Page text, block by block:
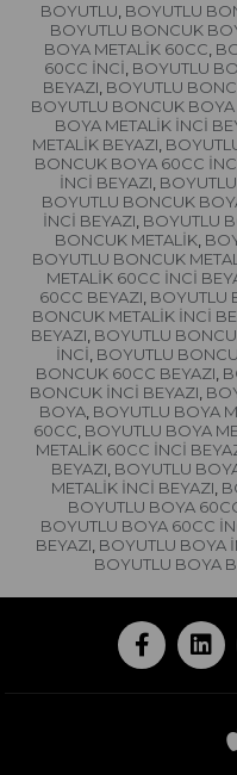
BOYUTLU, BOYUTLU
BOYUTLU BONCUK
BOYA METALİK 60CC,
60CC İNCİ, BOYUTLU
BEYAZI, BOYUTLU
BOYUTLU BONCUK BOYA
BOYA METALİK İNCİ
METALİK BEYAZI,
BONCUK BOYA 60CC
İNCİ BEYAZI,
BOYUTLU BONCUK
İNCİ BEYAZI, BOYUTLU
BONCUK METALİK,
BOYUTLU BONCUK
METALİK 60CC İNCİ
60CC BEYAZI, BOYUTLU
BONCUK METALİK İNCİ
BEYAZI, BOYUTLU
İNCİ, BOYUTLU
BONCUK 60CC BEYAZI,
BONCUK İNCİ BEYAZI,
BOYA, BOYUTLU BOYA
60CC, BOYUTLU BOYA
METALİK 60CC İNCİ
BEYAZI, BOYUTLU
METALİK İNCİ BEYAZI,
BOYUTLU BOYA
BOYUTLU BOYA 60CC
BEYAZI, BOYUTLU BOYA
BOYUTLU BOYA